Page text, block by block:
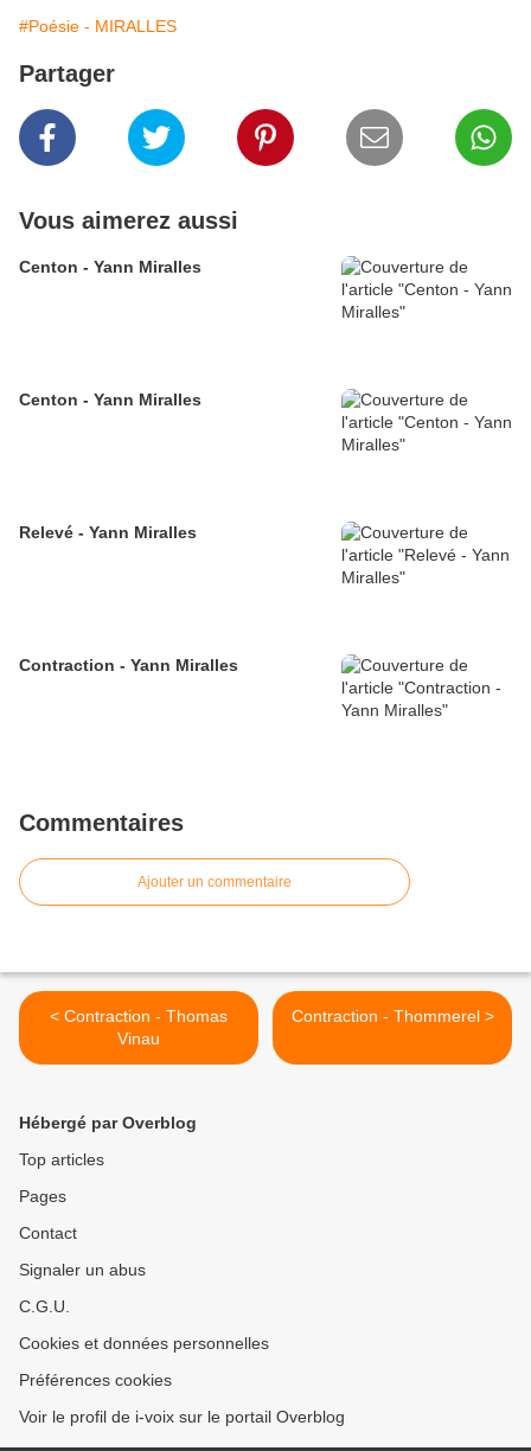
#Poésie - MIRALLES
Partager
Vous aimerez aussi
Centon - Yann Miralles
Centon - Yann Miralles
Relevé - Yann Miralles
Contraction - Yann Miralles
Commentaires
Ajouter un commentaire
< Contraction - Thomas
Vinau
Contraction - Thommerel >
Hébergé par Overblog
Top articles
Pages
Contact
Signaler un abus
C.G.U.
Cookies et données personnelles
Préférences cookies
Voir le profil de i-voix sur le portail Overblog